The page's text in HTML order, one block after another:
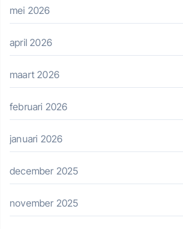
mei 2026
april 2026
maart 2026
februari 2026
januari 2026
december 2025
november 2025